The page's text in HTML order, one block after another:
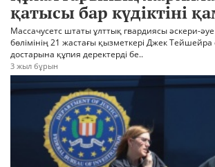
қатысы бар күдіктіні
Массачусетс штаты ұлттық гвардиясы әскери-
бөлімінің 21 жастағы қызметкері Джек
достарына құпия деректерді бе..
3 жыл бұрын